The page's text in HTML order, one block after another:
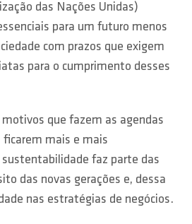
das Nações Unidas)
para um futuro menos
com prazos que exigem
para o cumprimento desses
motivos que fazem as agendas
ficarem mais e mais
faz parte das
das novas gerações e, dessa
nas estratégias de negócios.